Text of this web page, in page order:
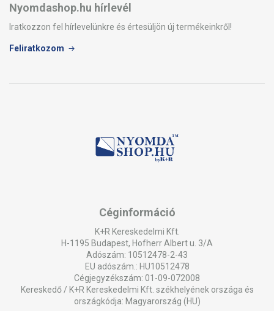
Nyomdashop.hu hírlevél
Iratkozzon fel hírlevelünkre és értesüljön új termékeinkről!
Feliratkozom
Céginformáció
K+R Kereskedelmi Kft.
H-1195 Budapest, Hofherr Albert u. 3/A
Adószám: 10512478-2-43
EU adószám.: HU10512478
Cégjegyzékszám: 01-09-072008
Kereskedő / K+R Kereskedelmi Kft. székhelyének országa és
országkódja: Magyarország (HU)